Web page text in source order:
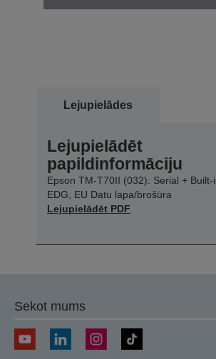
Lejupielādes
Lejupielādēt
papildinformāciju
Epson TM-T70II (032): Serial + Built-
EDG, EU Datu lapa/brošūra
Lejupielādēt PDF
Sekot mums